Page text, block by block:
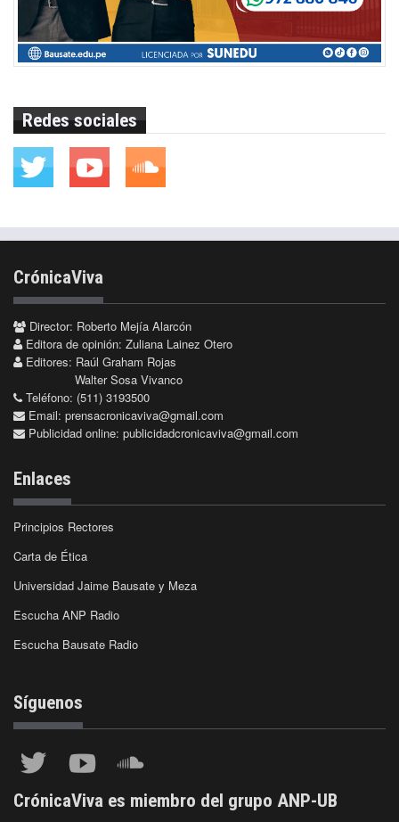
Redes sociales
CrónicaViva
Director: Roberto Mejía Alarcón
Editora de opinión: Zuliana Lainez Otero
Editores: Raúl Graham Rojas
Walter Sosa Vivanco
Teléfono: (511) 3193500
Email: prensacronicaviva@gmail.com
Publicidad online: publicidadcronicaviva@gmail.com
Enlaces
Principios Rectores
Carta de Ética
Universidad Jaime Bausate y Meza
Escucha ANP Radio
Escucha Bausate Radio
Síguenos
CrónicaViva es miembro del grupo ANP-UB